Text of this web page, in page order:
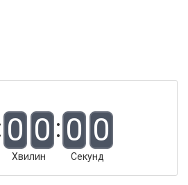
0 0
Хвилин
0 0
Секунд